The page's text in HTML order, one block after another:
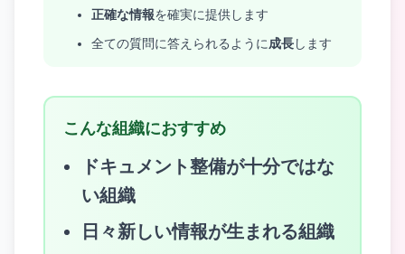
正確な情報を確実に提供します
全ての質問に答えられるように成長します
こんな組織におすすめ
ドキュメント整備が十分ではな
い組織
日々新しい情報が生まれる組織